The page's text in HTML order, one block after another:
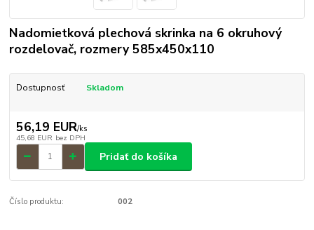
Nadomietková plechová skrinka na 6 okruhový
rozdelovač, rozmery 585x450x110
Dostupnosť Skladom
56,19 EUR/ks
45,68 EUR bez DPH
Pridať do košíka
Číslo produktu: 002